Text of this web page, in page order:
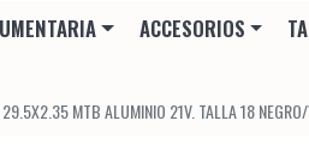
ACCESORIOS
MTB ALUMINIO 21V. TALLA 18